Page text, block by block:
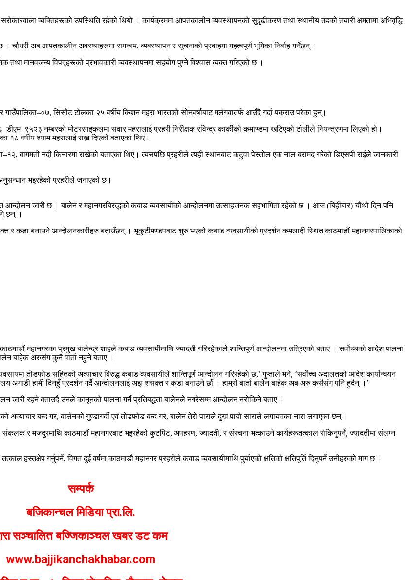
व्यक्तिहरूको उपस्थिति रहेको थियो । कार्यक्रममा आपतकालीन व्यवस्थापनको सुदृढीकरण तथा स्थानीय तहको तयारी क्षमतामा अभिवृद्धि
चौधरी अब आपतकालीन अवस्थाहरूमा समन्वय, व्यवस्थापन र सूचनाको प्रवाहमा महत्वपूर्ण भूमिका निर्वाह गर्नेछन् ।
मानवजन्य विपद्हरूको प्रभावकारी व्यवस्थापनमा सहयोग पुग्ने विश्वास व्यक्त गरिएको छ ।
सिसौट टोलका २५ वर्षीय किशन महरा भारतको सोनवर्षाबाट मलंगवातर्फ आउँदै गर्दा पक्राउ परेका हुन्।
नम्बरको मोटरसाइकलमा सवार महरालाई प्रहरी निरीक्षक रविन्द्र कार्कीको कमाण्डमा खटिएको टोलीले नियन्त्रणमा लिएको हो।
वर्षीय श्याम महरालाई राख्न दिएको बताएका थिए।
बागमती नदी किनारमा राखेको बताएका थिए। त्यसपछि प्रहरीले त्यही स्थानबाट कटुवा पेस्तोल एक नाल बरामद गरेको डिएसपी राईले जानकारी
भइरहेको प्रहरीले जनाएको छ।
आन्दोलन जारी छ । बालेन र महानगरबिरुद्धको कबाड व्यवसायीको आन्दोलनमा उत्साहजनक सहभागिता रहेको छ । आज (बिहीबार) चौथो दिन पनि
छन् ।
र कडा बनाउने आन्दोलनकारीहरु बताउँछन् । भृकुटीमण्डपबाट शुरु भएको कबाड व्यवसायीको प्रदर्शन कमलादी स्थित काठमाडौं महानगरपालिकाको
महानगरका प्रमुख बालेन्द्र शाहले कबाड व्यवसायीमाथि ज्यादती गरिरहेकाले शान्तिपूर्ण आन्दोलनमा उत्रिएको बताए । सर्वोच्चको आदेश पालना
बालेन बाहेक अरुसंग कुनै वार्ता नहुने बताए ।
तोडफोड सहितको अत्याचार बिरुद्ध कबाड व्यवसायीले शान्तिपूर्ण आन्दोलन गरिरहेको छ,’ गुप्ताले भने, ‘सर्वोच्च अदालतको आदेश कार्यान्वयन
अगाडी हामी दिनहुँ प्रदर्शन गर्दै आन्दोलनलाई अझ शसक्त र कडा बनाउने छौं । हाम्रो बार्ता बालेन बाहेक अब अरु कसैसंग पनि हुदैन् ।’
जारी रहने बताउदै उनले कानूनको पालना गर्ने प्रतिबद्धता बालेनले नगरेसम्म आन्दोलन नरोकिने बताए ।
बन्द गर, बालेनको गुण्डागर्दी एवं तोडफोड बन्द गर, बालेन तेरो पाराले दुख पायो साराले लगायतका नारा लगाएका छन् ।
संकलक र मजदुरमाथि काठमाडौं महानगरबाट भइरहेको कुटपिट, अपहरण, ज्यादती, र संरचना भत्काउने कार्यहरूतत्काल रोकिनुपर्ने, ज्यादतीमा संलग्न
गर्नुपर्ने, विगत दुई वर्षमा काठमाडौं महानगर प्रहरीले कवाड व्यवसायीमाथि पुर्याएको क्षतिको क्षतिपूर्ति दिनुपर्ने उनीहरुको माग छ ।
सम्पर्क
बजिकान्चल मिडिया प्रा.लि.
सञ्चालित बज्जिकाञ्चल खबर डट कम
www.bajjikanchakhabar.com